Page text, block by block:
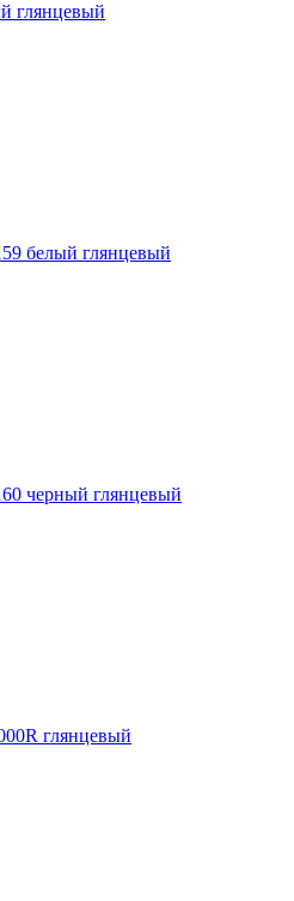
глянцевый
белый глянцевый
черный глянцевый
глянцевый